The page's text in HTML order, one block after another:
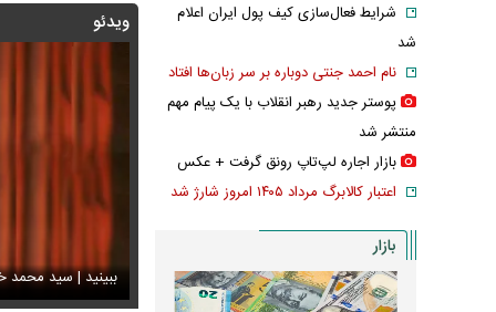
ویدئو
جدید متروی تهران شما را به تمام جاهای دیدنی شهر
ببینید | سید محمد دیده‌نشده ظل‌السلطنه نوه ناصرالدین شاه در لباس دامادی سانسور عجیب
شرایط فعال‌سازی کیف پول ایران اعلام
شد
نام احمد جنتی دوباره بر سر زبان‌ها افتاد
پوستر جدید رهبر انقلاب با یک پیام مهم
منتشر شد
بازار اجاره لپ‌تاپ رونق گرفت + عکس
اعتبار کالابرگ مرداد ۱۴۰۵ امروز شارژ شد
بازار